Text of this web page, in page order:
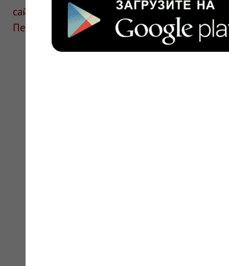
сайте для ознакомления и не является
Перед применением необходима